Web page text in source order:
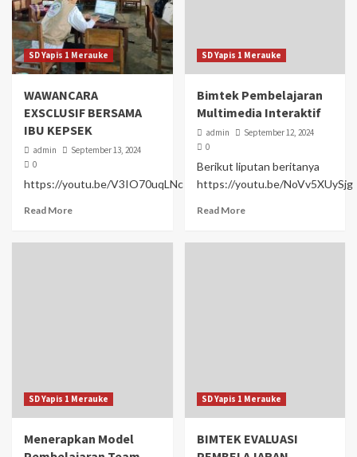
SD Yapis 1 Merauke
WAWANCARA
EXSCLUSIF BERSAMA
IBU KEPSEK
admin
September 13, 2024
0
https://youtu.be/V3IO70uqLNc
Read More
SD Yapis 1 Merauke
Bimtek Pembelajaran
Multimedia Interaktif
admin
September 12, 2024
0
Berikut liputan beritanya
https://youtu.be/NoVv5XUySjg
Read More
SD Yapis 1 Merauke
Menerapkan Model
SD Yapis 1 Merauke
BIMTEK EVALUASI